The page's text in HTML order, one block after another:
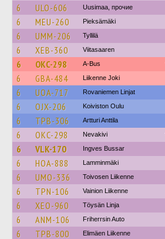
6 ULO-606 Uusimaa, прочие
6 MEU-260 Pieksämäki
6 UMM-206 Tyllilä
6 XEB-360 Viitasaaren
6 OKC-298 A-Bus
6 GBA-484 Liikenne Joki
6 UOA-717 Rovaniemen Linjat
6 OJX-206 Koiviston Oulu
6 TPB-306 Artturi Anttila
6 OKC-298 Nevakivi
6 VLK-170 Ingves Bussar
6 HOA-888 Lamminmäki
6 UMO-336 Toivosen Liikenne
6 TPN-106 Vainion Liikenne
6 XEO-960 Töysän Linja
6 ANM-106 Friherrsin Auto
6 TPB-800 Elimäen Liikenne